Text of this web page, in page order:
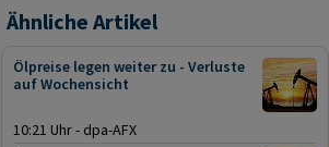
Ähnliche Artikel
Ölpreise legen weiter zu - Verluste
auf Wochensicht
10:21 Uhr - dpa-AFX